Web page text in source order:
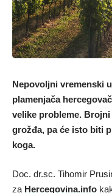
Nepovoljni vremenski
plamenjača
velike probleme.
grožđa, pa će isto biti
koga.
Doc. dr.sc. Tihomir
za Hercegovina.info